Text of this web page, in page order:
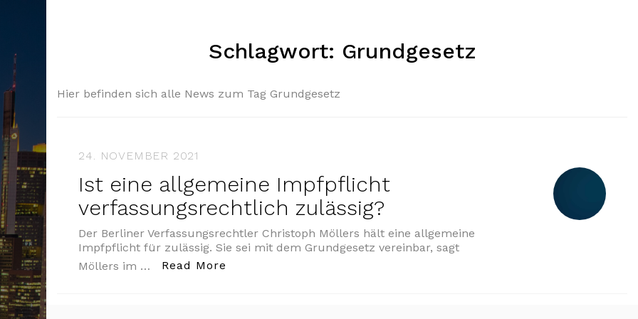
Schlagwort: Grundgesetz
Hier befinden sich alle News zum Tag Grundgesetz
24. NOVEMBER 2021
Ist eine allgemeine Impfpflicht
verfassungsrechtlich zulässig?
Der Berliner Verfassungsrechtler Christoph Möllers hält eine allgemeine
Impfpflicht für zulässig. Sie sei mit dem Grundgesetz vereinbar, sagt
Möllers im …
Read More